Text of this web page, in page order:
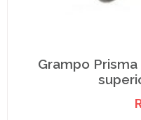
Grampo Prisma